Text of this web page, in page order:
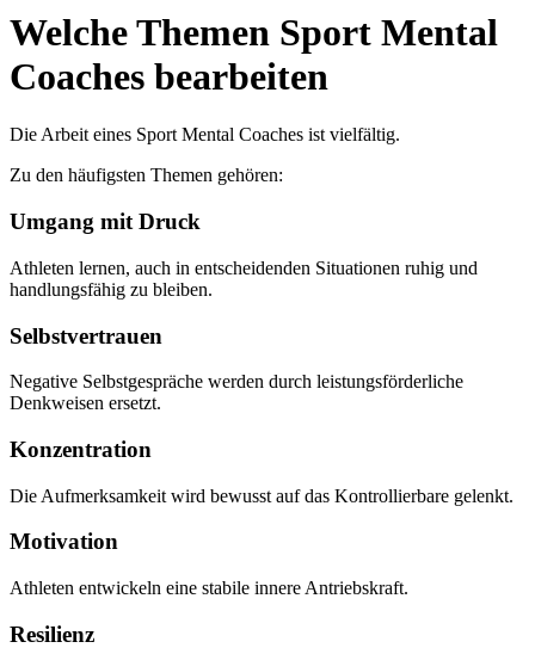
Welche Themen Sport Mental
Coaches bearbeiten
Die Arbeit eines Sport Mental Coaches ist vielfältig.
Zu den häufigsten Themen gehören:
Umgang mit Druck
Athleten lernen, auch in entscheidenden Situationen ruhig und
handlungsfähig zu bleiben.
Selbstvertrauen
Negative Selbstgespräche werden durch leistungsförderliche
Denkweisen ersetzt.
Konzentration
Die Aufmerksamkeit wird bewusst auf das Kontrollierbare gelenkt.
Motivation
Athleten entwickeln eine stabile innere Antriebskraft.
Resilienz